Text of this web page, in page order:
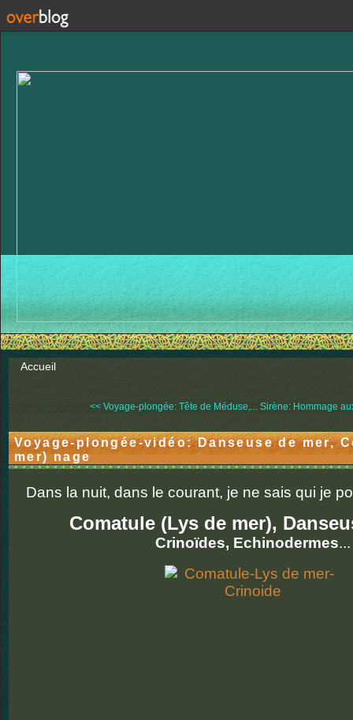
Accueil
<< Voyage-plongée: Tête de Méduse,... Sirène: Hommage
Voyage-plongée-vidéo: Danseuse de mer,
mer) nage
Dans la nuit, dans le courant, je ne sais qui je
Comatule (Lys de mer),
Crinoïdes, Echinodermes...